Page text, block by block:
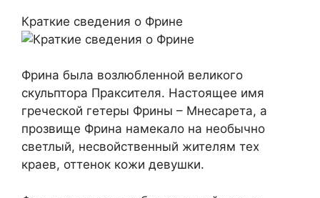
Краткие сведения о Фрине
Фрина была возлюбленной великого
скульптора Праксителя. Настоящее имя
греческой гетеры Фрины – Мнесарета, а
прозвище Фрина намекало на необычно
светлый, несвойственный жителям тех
краев, оттенок кожи девушки.